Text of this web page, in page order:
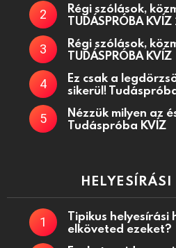
Régi szólások,
TUDÁSPRÓBA
Régi szólások,
TUDÁSPRÓBA KVÍZ
Ez csak a
sikerül!
Nézzük milyen az
Tudáspróba KVÍZ
Tipikus helyesírási
elköveted ezeket?